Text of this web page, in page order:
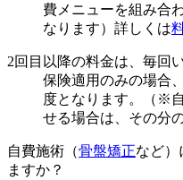
費メニューを組み合
なります）詳しくは
2回目以降の料金は、毎回
保険適用のみの場合
度となります。（※
せる場合は、その分
自費施術（骨盤矯正など）
ますか？